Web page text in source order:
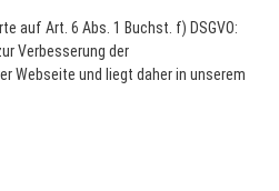
auf Art. 6 Abs. 1 Buchst. f) DSGVO:
Verbesserung der
Webseite und liegt daher in unserem